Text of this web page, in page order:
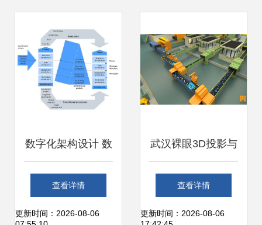
数字化架构设计 数
字内容制作服务的
系统性构建
查看详情
更新时间：2026-08-06
武汉裸眼3D投影与
全息纱幕沙盘 赋能
数字可视化新体验
查看详情
更新时间：2026-08-06